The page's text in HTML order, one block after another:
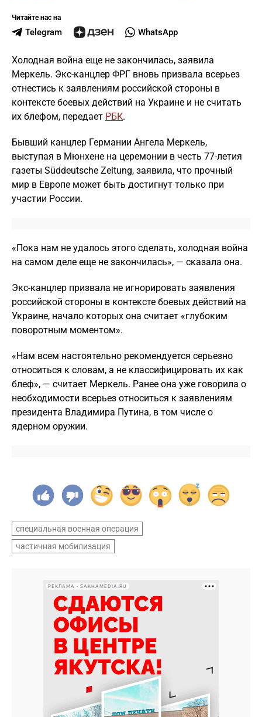
Читайте нас на
Telegram WhatsApp
Холодная война еще не закончилась, заявила
Меркель. Экс-канцлер ФРГ вновь призвала всерьез
отнестись к заявлениям российской стороны в
контексте боевых действий на Украине и не считать
их блефом, передает РБК.
Бывший канцлер Германии Ангела Меркель,
выступая в Мюнхене на церемонии в честь 77-летия
газеты Süddeutsche Zeitung, заявила, что прочный
мир в Европе может быть достигнут только при
участии России.
«Пока нам не удалось этого сделать, холодная война
на самом деле еще не закончилась», — сказала она.
Экс-канцлер призвала не игнорировать заявления
российской стороны в контексте боевых действий на
Украине, начало которых она считает «глубоким
поворотным моментом».
«Нам всем настоятельно рекомендуется серьезно
относиться к словам, а не классифицировать их как
блеф», — считает Меркель. Ранее она уже говорила о
необходимости всерьез относиться к заявлениям
президента Владимира Путина, в том числе о
ядерном оружии.
специальная военная операция
частичная мобилизация
РЕКЛАМА • SAKHAMEDIA.RU